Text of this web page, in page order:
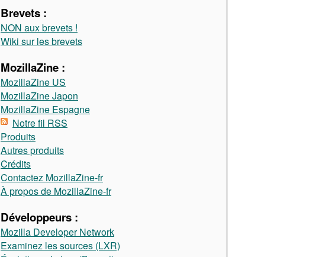
Brevets :
NON aux brevets !
Wiki sur les brevets
MozillaZine :
MozillaZine US
MozillaZine Japon
MozillaZine Espagne
Notre fil RSS
Produits
Autres produits
Crédits
Contactez MozillaZine-fr
À propos de MozillaZine-fr
Développeurs :
Mozilla Developer Network
Examinez les sources (LXR)